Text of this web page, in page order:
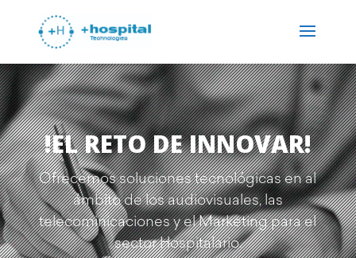
!EL RETO DE INNOVAR!
Ofrecemos soluciones tecnológicas en al
ámbito de los audiovisuales, las
telecominicaciones y el Marketing para el
sector Hospitalario.